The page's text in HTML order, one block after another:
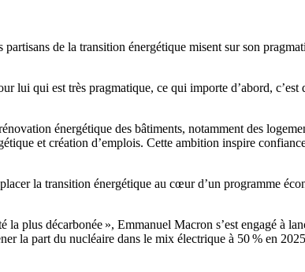
de la transition énergétique misent sur son
lui qui est très pragmatique, ce qui importe d’abord, c’est
énergétique des bâtiments, notamment des
et création d’emplois. Cette ambition inspire
la transition énergétique au cœur d’un programme
plus décarbonée », Emmanuel Macron s’est engagé à
la part du nucléaire dans le mix électrique à 50 % en